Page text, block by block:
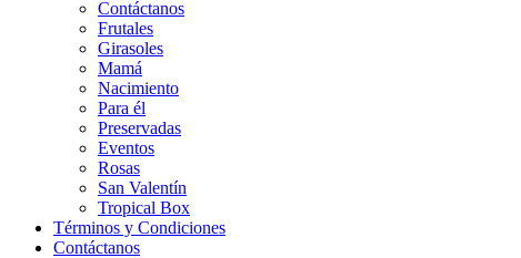
Contáctanos
Frutales
Girasoles
Mamá
Nacimiento
Para él
Preservadas
Eventos
Rosas
San Valentín
Tropical Box
Términos y Condiciones
Contáctanos